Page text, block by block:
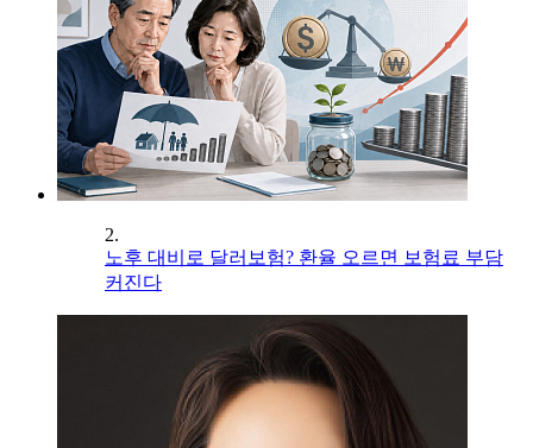
2.
노후 대비로 달러보험? 환율 오르면 보험료 부담
커진다